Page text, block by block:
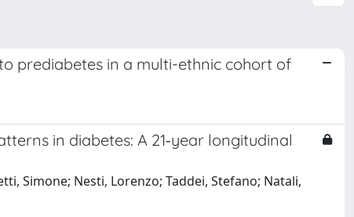
prediabetes in a multi-ethnic cohort of
in diabetes: A 21‐year longitudinal
Simone; Nesti, Lorenzo; Taddei, Stefano; Natali,